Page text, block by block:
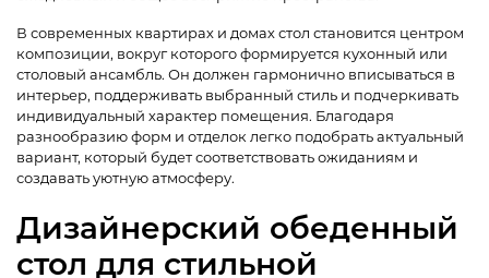
В современных квартирах и домах стол становится центром
композиции, вокруг которого формируется кухонный или
столовый ансамбль. Он должен гармонично вписываться в
интерьер, поддерживать выбранный стиль и подчеркивать
индивидуальный характер помещения. Благодаря
разнообразию форм и отделок легко подобрать актуальный
вариант, который будет соответствовать ожиданиям и
создавать уютную атмосферу.
Дизайнерский обеденный
стол для стильной